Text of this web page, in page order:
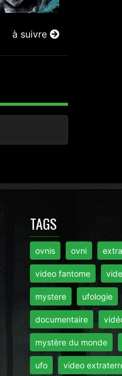
à suivre
TAGS
ovnis ovni
video fantome
mystere ufologie
documentaire
mystère du monde
ufo video